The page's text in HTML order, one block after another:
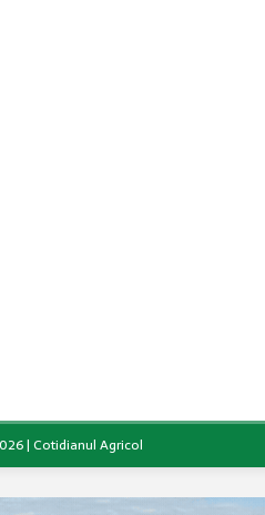
| Cotidianul Agricol